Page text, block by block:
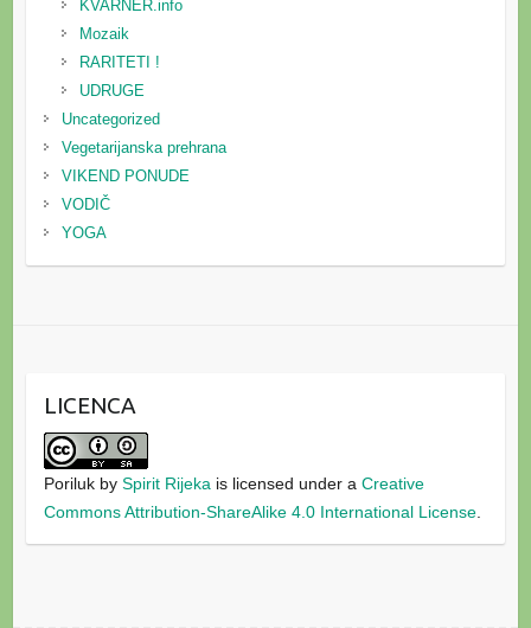
KVARNER.info
Mozaik
RARITETI !
UDRUGE
Uncategorized
Vegetarijanska prehrana
VIKEND PONUDE
VODIČ
YOGA
LICENCA
Porilukby Spirit Rijeka is licensed under a Creative
Commons Attribution-ShareAlike 4.0 International License.